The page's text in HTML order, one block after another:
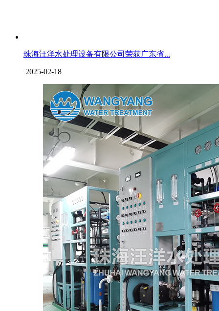
珠海汪洋水处理设备有限公司荣获广东省...
2025-02-18